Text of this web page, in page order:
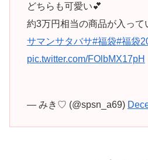
どちらも可愛い💕
約3万円相当の商品が入って
サマンサタバサ#福袋#福袋
pic.twitter.com/FOlbMX17pH
— みき♡ (@spsn_a69)